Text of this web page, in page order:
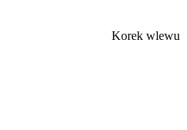
Korek wlewu